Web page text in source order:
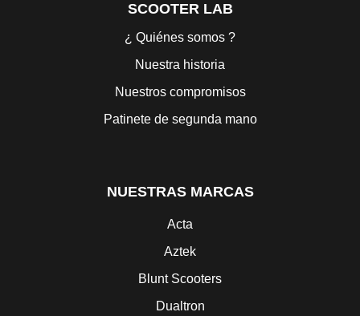
SCOOTER LAB
¿ Quiénes somos ?
Nuestra historia
Nuestros compromisos
Patinete de segunda mano
NUESTRAS MARCAS
Acta
Aztek
Blunt Scooters
Dualtron